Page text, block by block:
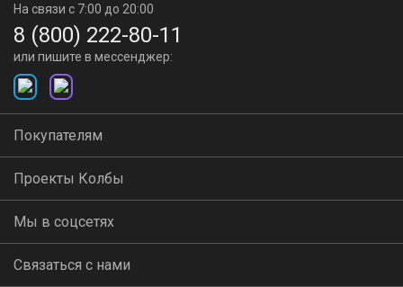
На связи с 7:00 до 20:00
8 (800) 222-80-11
или пишите в мессенджер:
Покупателям
Проекты Колбы
Мы в соцсетях
Связаться с нами